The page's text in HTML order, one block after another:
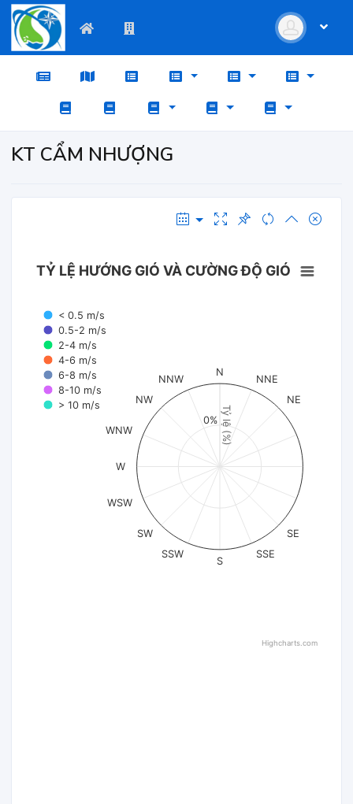
KT CẨM NHƯỢNG
Tỷ lệ (%)
TỶ LỆ HƯỚNG GIÓ VÀ CƯỜNG ĐỘ GIÓ
< 0.5 m/s
0.5-2 m/s
2-4 m/s
4-6 m/s
6-8 m/s
8-10 m/s
> 10 m/s
N
NNE
NE
SE
SSE
S
SSW
SW
WSW
W
WNW
NW
NNW
0%
Highcharts.com